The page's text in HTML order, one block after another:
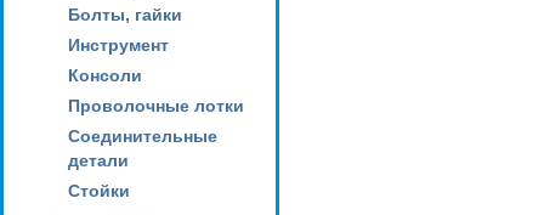
Болты, гайки
Инструмент
Консоли
Проволочные лотки
Соединительные
детали
Стойки